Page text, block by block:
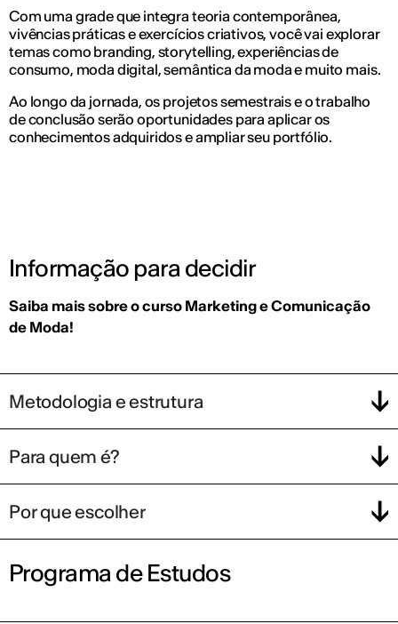
Com uma grade que integra teoria contemporânea,
vivências práticas e exercícios criativos, você vai explorar
temas como branding, storytelling, experiências de
consumo, moda digital, semântica da moda e muito mais.
Ao longo da jornada, os projetos semestrais e o trabalho
de conclusão serão oportunidades para aplicar os
conhecimentos adquiridos e ampliar seu portfólio.
Informação para decidir
Saiba mais sobre o curso Marketing e Comunicação
de Moda!
Metodologia e estrutura
Para quem é?
Por que escolher
Programa de Estudos